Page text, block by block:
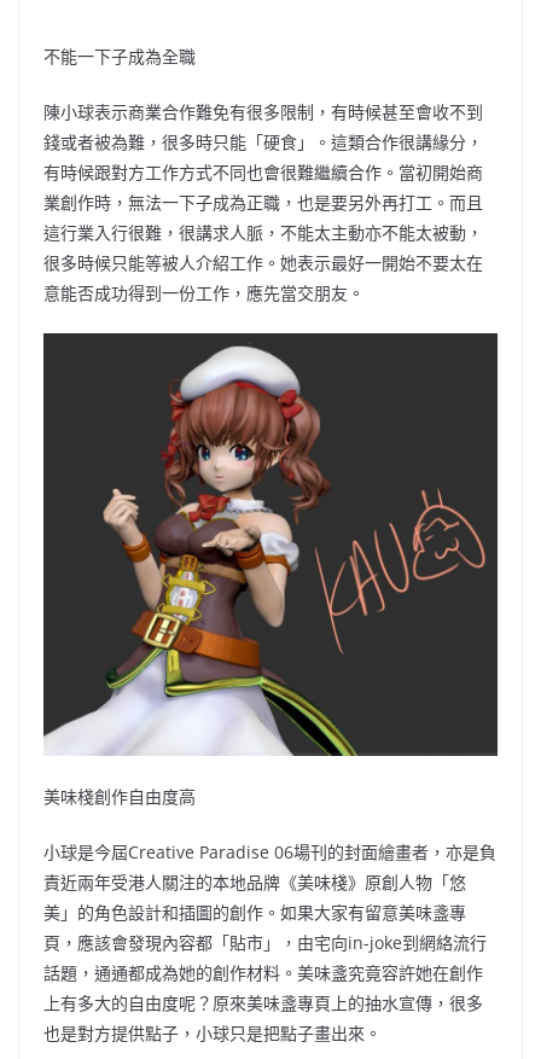
不能一下子成為全職
陳小球表示商業合作難免有很多限制，有時候甚至會收不到
錢或者被為難，很多時只能「硬食」。這類合作很講緣分，
有時候跟對方工作方式不同也會很難繼續合作。當初開始商
業創作時，無法一下子成為正職，也是要另外再打工。而且
這行業入行很難，很講求人脈，不能太主動亦不能太被動，
很多時候只能等被人介紹工作。她表示最好一開始不要太在
意能否成功得到一份工作，應先當交朋友。
美味棧創作自由度高
小球是今屆Creative Paradise 06場刊的封面繪畫者，亦是負
責近兩年受港人關注的本地品牌《美味棧》原創人物「悠
美」的角色設計和插圖的創作。如果大家有留意美味盞專
頁，應該會發現內容都「貼市」，由宅向in-joke到網絡流行
話題，通通都成為她的創作材料。美味盞究竟容許她在創作
上有多大的自由度呢？原來美味盞專頁上的抽水宣傳，很多
也是對方提供點子，小球只是把點子畫出來。